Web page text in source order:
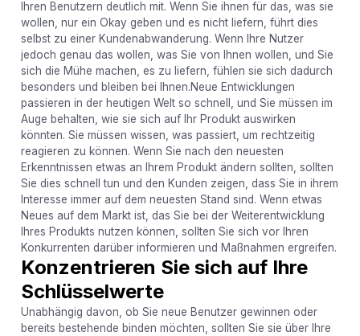
Ihren Benutzern deutlich mit. Wenn Sie ihnen für das, was sie
wollen, nur ein Okay geben und es nicht liefern, führt dies
selbst zu einer Kundenabwanderung. Wenn Ihre Nutzer
jedoch genau das wollen, was Sie von Ihnen wollen, und Sie
sich die Mühe machen, es zu liefern, fühlen sie sich dadurch
besonders und bleiben bei Ihnen.Neue Entwicklungen
passieren in der heutigen Welt so schnell, und Sie müssen im
Auge behalten, wie sie sich auf Ihr Produkt auswirken
könnten. Sie müssen wissen, was passiert, um rechtzeitig
reagieren zu können. Wenn Sie nach den neuesten
Erkenntnissen etwas an Ihrem Produkt ändern sollten, sollten
Sie dies schnell tun und den Kunden zeigen, dass Sie in ihrem
Interesse immer auf dem neuesten Stand sind. Wenn etwas
Neues auf dem Markt ist, das Sie bei der Weiterentwicklung
Ihres Produkts nutzen können, sollten Sie sich vor Ihren
Konkurrenten darüber informieren und Maßnahmen ergreifen.
Konzentrieren Sie sich auf Ihre
Schlüsselwerte
Unabhängig davon, ob Sie neue Benutzer gewinnen oder
bereits bestehende binden möchten, sollten Sie sie über Ihre